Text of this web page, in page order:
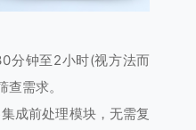
钟至2小时(视方法而
需求。
前处理模块，无需复